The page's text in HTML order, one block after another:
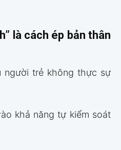
là cách ép bản thân
người trẻ không thực sự
khả năng tự kiểm soát